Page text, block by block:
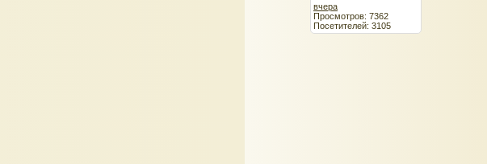
вчера
Просмотров: 7362
Посетителей: 3105